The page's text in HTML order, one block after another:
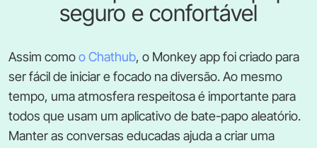
seguro e confortável
Assim comoo Chathub, o Monkey app foi criado para
ser fácil de iniciar e focado na diversão. Ao mesmo
tempo, uma atmosfera respeitosa é importante para
todos que usam um aplicativo de bate-papo aleatório.
Manter as conversas educadas ajuda a criar uma